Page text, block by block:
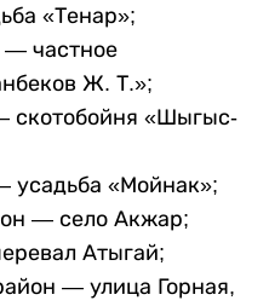
«Тенар»;
— частное
Ж. Т.»;
скотобойня «Шыгыс-
усадьба «Мойнак»;
— село Акжар;
Атыгай;
— улица Горная,